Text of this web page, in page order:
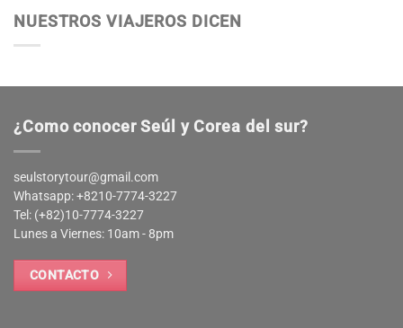
NUESTROS VIAJEROS DICEN
¿Como conocer Seúl y Corea del sur?
seulstorytour@gmail.com
Whatsapp: +8210-7774-3227
Tel: (+82)10-7774-3227
Lunes a Viernes: 10am - 8pm
CONTACTO